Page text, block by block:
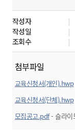
작성자
작성일
조회수
첨부파일
교육신청서(개인).hwp
교육신청서(단체).hwp
모집공고.pdf- 슬라이